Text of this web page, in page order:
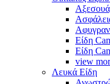
Είδη
Είδη
view
Λευκά Είδη